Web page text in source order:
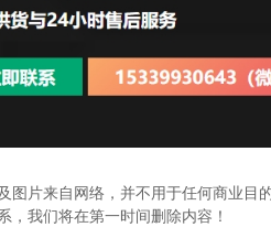
图片来自网络，并不用于任何商业目
，我们将在第一时间删除内容！